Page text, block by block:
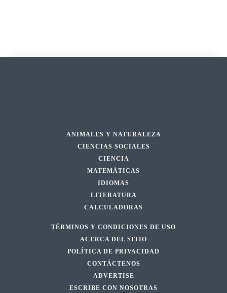
ANIMALES Y NATURALEZA
CIENCIAS SOCIALES
CIENCIA
MATEMÁTICAS
IDIOMAS
LITERATURA
CALCULADORAS
TÉRMINOS Y CONDICIONES DE USO
ACERCA DEL SITIO
POLÍTICA DE PRIVACIDAD
CONTÁCTENOS
ADVERTISE
ESCRIBE CON NOSOTRAS